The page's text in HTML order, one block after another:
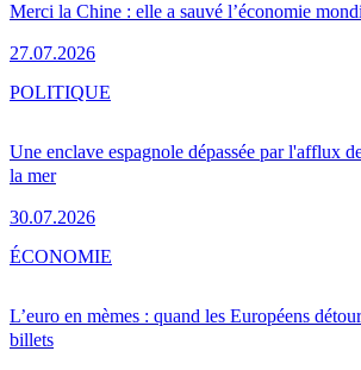
Merci la Chine : elle a sauvé l’économie
27.07.2026
Une enclave espagnole dépassée par l'afflux
la mer
30.07.2026
POLITIQUE
L’euro en mèmes : quand les Européens
billets
ÉCONOMIE